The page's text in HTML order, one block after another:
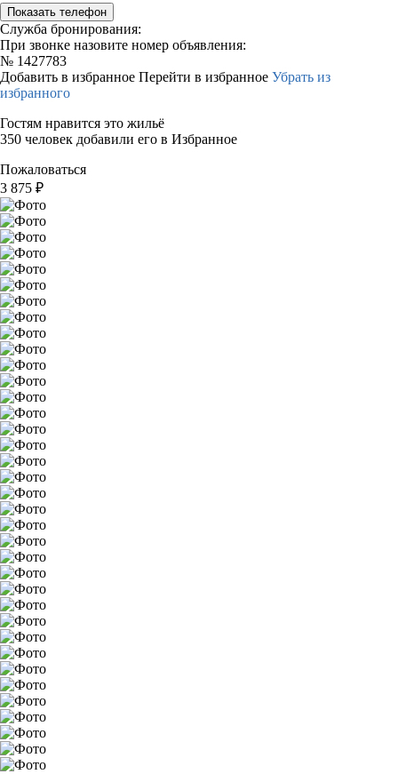
Показать телефон
Служба бронирования:
При звонке назовите номер объявления:
№ 1427783
Добавить в избранное Перейти в избранное Убрать из
избранного
Гостям нравится это жильё
350 человек добавили его в Избранное
Пожаловаться
3 875 ₽